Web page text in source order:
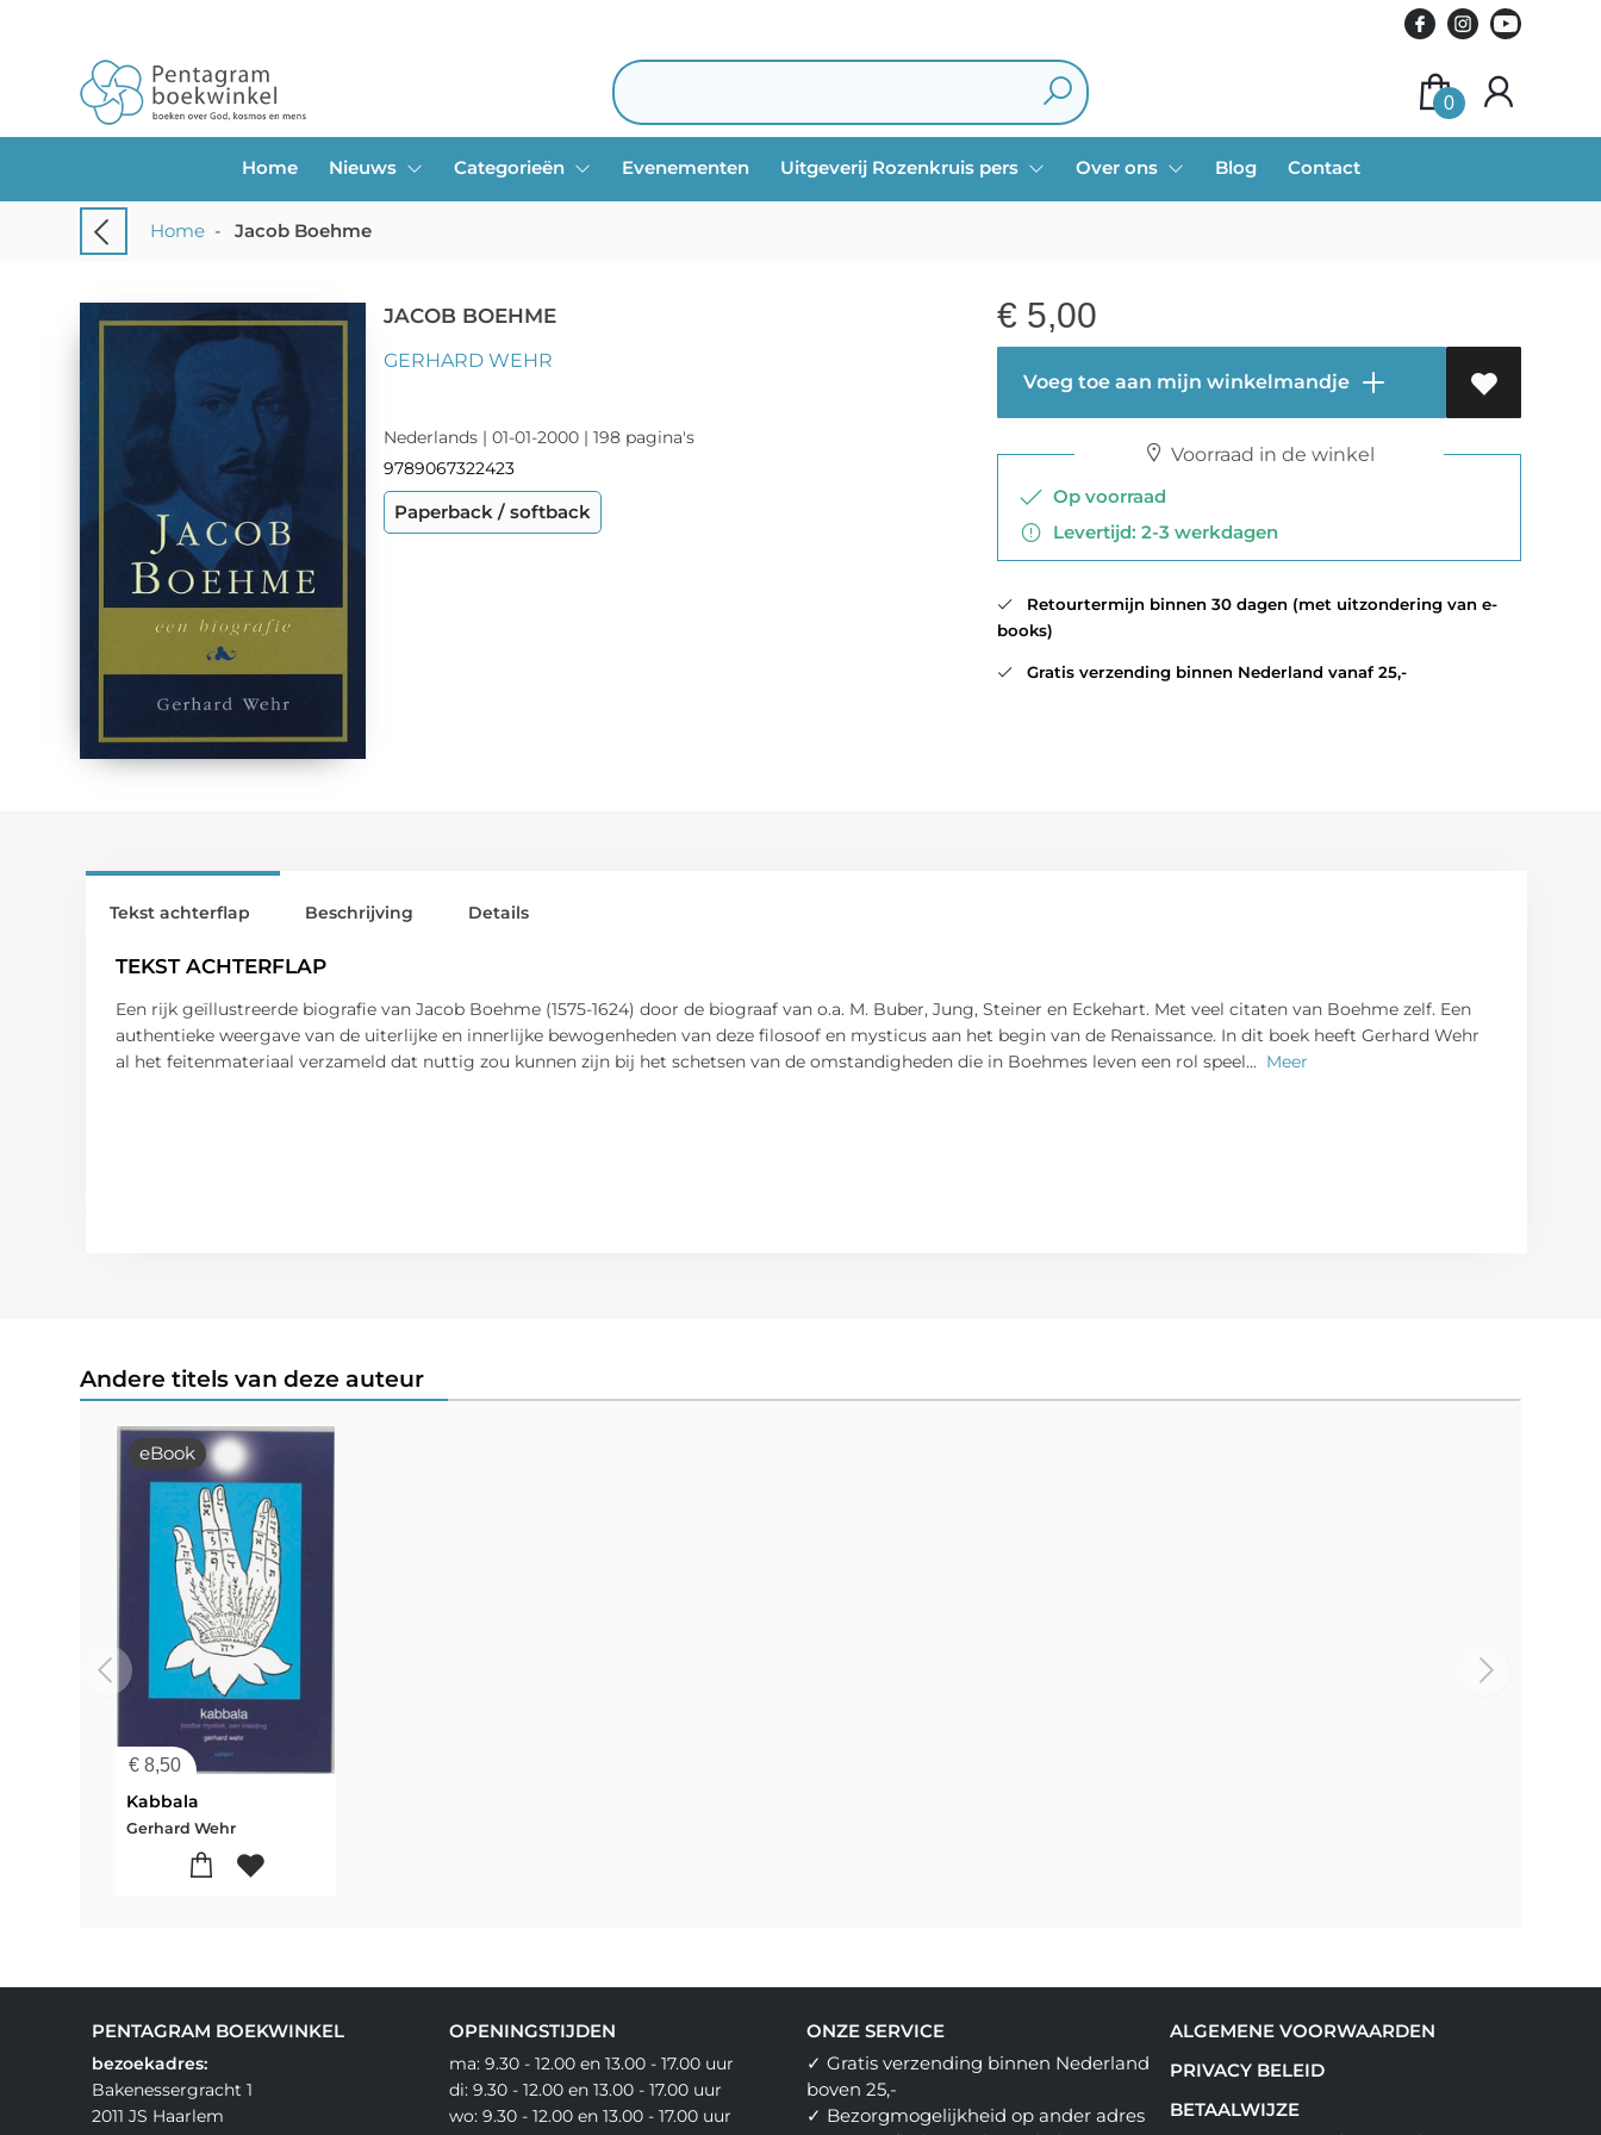
0
Home Nieuws Categorieën Evenementen Uitgeverij Rozenkruis pers Over ons Blog Contact
Home - Jacob Boehme
JACOB BOEHME
GERHARD WEHR
Nederlands | 01-01-2000 | 198 pagina's
9789067322423
Paperback / softback
€ 5,00
Voeg toe aan mijn winkelmandje
Voorraad in de winkel
Op voorraad
Levertijd: 2-3 werkdagen
Retourtermijn binnen 30 dagen (met uitzondering van e-
books)
Gratis verzending binnen Nederland vanaf 25,-
Tekst achterflap
TEKST ACHTERFLAP
Een rijk geïllustreerde biografie van Jacob Boehme (1575-1624) door de biograaf van o.a. M. Buber, Jung, Steiner en Eckehart. Met veel citaten van Boehme zelf. Een
authentieke weergave van de uiterlijke en innerlijke bewogenheden van deze filosoof en mysticus aan het begin van de Renaissance. In dit boek heeft Gerhard Wehr
al het feitenmateriaal verzameld dat nuttig zou kunnen zijn bij het schetsen van de omstandigheden die in Boehmes leven een rol speel... Meer
Beschrijving Details
Andere titels van deze auteur
€ 8,50
eBook
Kabbala
Gerhard Wehr
PENTAGRAM BOEKWINKEL
bezoekadres:
Bakenessergracht 1
2011 JS Haarlem
OPENINGSTIJDEN
ma: 9.30 - 12.00 en 13.00 - 17.00 uur
di: 9.30 - 12.00 en 13.00 - 17.00 uur
wo: 9.30 - 12.00 en 13.00 - 17.00 uur
ONZE SERVICE
✓ Gratis verzending binnen Nederland
boven 25,-
✓ Bezorgmogelijkheid op ander adres
ALGEMENE VOORWAARDEN
PRIVACY BELEID
BETAALWIJZE